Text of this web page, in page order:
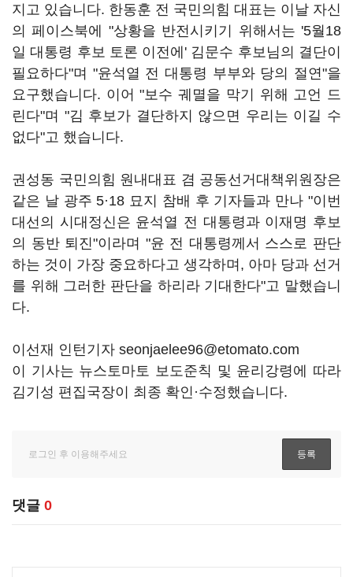
지고 있습니다. 한동훈 전 국민의힘 대표는 이날 자신
의 페이스북에 "상황을 반전시키기 위해서는 '5월18
일 대통령 후보 토론 이전에' 김문수 후보님의 결단이
필요하다"며 "윤석열 전 대통령 부부와 당의 절연"을
요구했습니다. 이어 "보수 궤멸을 막기 위해 고언 드
린다"며 "김 후보가 결단하지 않으면 우리는 이길 수
없다"고 했습니다.
권성동 국민의힘 원내대표 겸 공동선거대책위원장은
같은 날 광주 5·18 묘지 참배 후 기자들과 만나 "이번
대선의 시대정신은 윤석열 전 대통령과 이재명 후보
의 동반 퇴진"이라며 "윤 전 대통령께서 스스로 판단
하는 것이 가장 중요하다고 생각하며, 아마 당과 선거
를 위해 그러한 판단을 하리라 기대한다"고 말했습니
다.
이선재 인턴기자 seonjaelee96@etomato.com
이 기사는 뉴스토마토 보도준칙 및 윤리강령에 따라
김기성 편집국장이 최종 확인·수정했습니다.
댓글 0